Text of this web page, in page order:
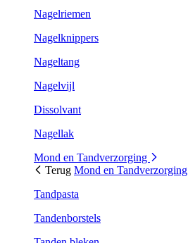
Nagelriemen
Nagelknippers
Nageltang
Nagelvijl
Dissolvant
Nagellak
Mond en Tandverzorging
Terug Mond en Tandverzorging
Tandpasta
Tandenborstels